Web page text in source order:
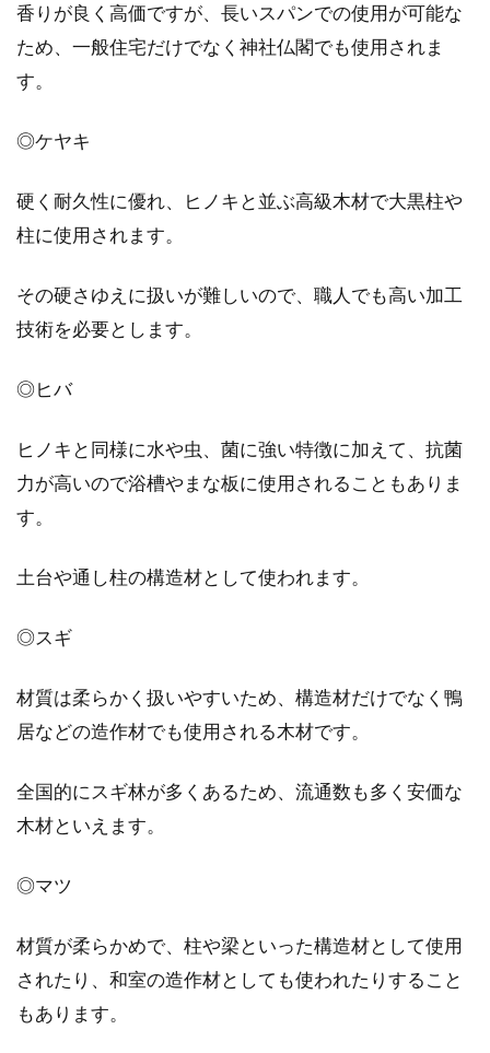
DIYというと釘や木を使ってアイテムを作るこ
ウォシュレットで水漏れ発生！水抜
ウォシュレットの普及率は80％を超えており、
もいいかも...
解放感溢れる窓をリビングに！憧れ
の大きい窓を取り入れたい
持つでし...
賃貸物件のウォシュレット等の水漏
れはパッキンが原因？
洗濯機等の水道栓に設置されているパッキン
香りが良く高価ですが、長いスパンでの使用が可能な
ため、一般住宅だけでなく神社仏閣でも使用されま
す。
◎ケヤキ
硬く耐久性に優れ、ヒノキと並ぶ高級木材で大黒柱や
柱に使用されます。
その硬さゆえに扱いが難しいので、職人でも高い加工
技術を必要とします。
◎ヒバ
ヒノキと同様に水や虫、菌に強い特徴に加えて、抗菌
力が高いので浴槽やまな板に使用されることもありま
す。
土台や通し柱の構造材として使われます。
◎スギ
材質は柔らかく扱いやすいため、構造材だけでなく鴨
居などの造作材でも使用される木材です。
全国的にスギ林が多くあるため、流通数も多く安価な
木材といえます。
◎マツ
材質が柔らかめで、柱や梁といった構造材として使用
されたり、和室の造作材としても使われたりすること
もあります。